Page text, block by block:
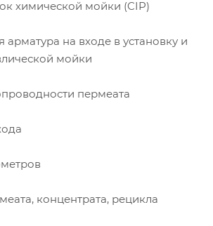
химической мойки (CIP)
арматура на входе в установку и
мойки
пермеата
концентрата, рецикла